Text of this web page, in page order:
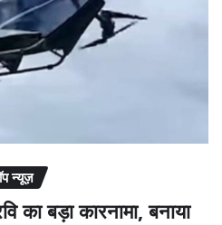
न्यूज़
का बड़ा कारनामा, बनाया